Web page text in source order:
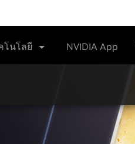
โนโลยี NVIDIA App